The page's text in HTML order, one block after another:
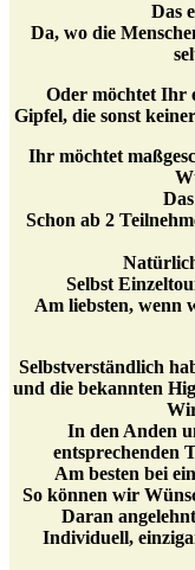
Das
Da, wo die
Oder möchtet Ihr
Gipfel, die sonst
Ihr möchtet
Schon ab 2
Selbst
Am liebsten, wenn
Selbstverständlich
und die bekannten
In den Anden
entsprechenden
Am besten bei
So können wir
Daran
Individuell,